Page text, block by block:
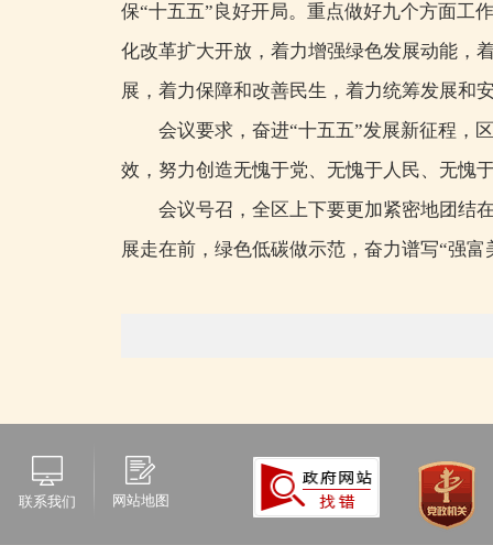
保“十五五”良好开局。重点做好九个方面工
化改革扩大开放，着力增强绿色发展动能，
展，着力保障和改善民生，着力统筹发展和
会议要求，奋进“十五五”发展新征程，
效，努力创造无愧于党、无愧于人民、无愧
会议号召，全区上下要更加紧密地团结
展走在前，绿色低碳做示范，奋力谱写“强
联系我们 网站地图